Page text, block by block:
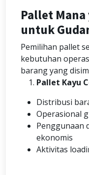
Pallet Mana
untuk
Pemilihan pallet
kebutuhan
barang yang
Pallet Kayu
Distribusi
Operasional
Penggunaan
ekonomis
Aktivitas